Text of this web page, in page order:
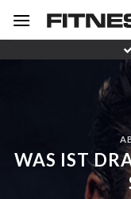
Inhalt
WAS IST